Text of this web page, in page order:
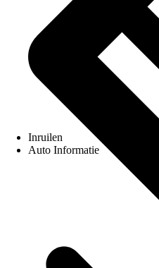
Inruilen
Auto Informatie